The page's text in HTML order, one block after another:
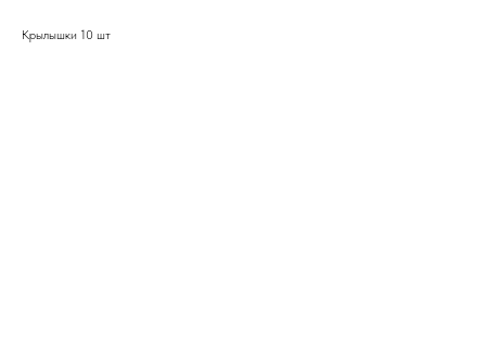
Крылышки 10 шт